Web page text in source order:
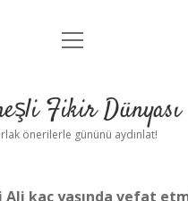
Anasayfa
Yasal Uyarı
menüyü
Fikir Dünyası
önerilerle gününü aydınlat!
Ali kaç yaşında vefat